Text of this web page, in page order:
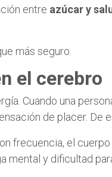
entre azúcar y
más seguro.
el cerebro
Cuando una
de placer. De
frecuencia, el
mental y dificultad